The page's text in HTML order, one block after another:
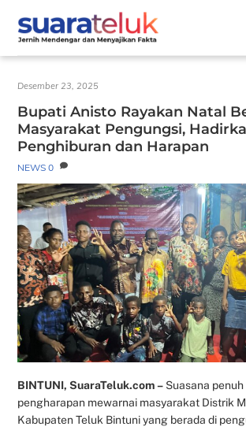
content
Desember 23, 2025
Bupati Anisto Rayakan Natal
Masyarakat Pengungsi,
Penghiburan dan Harapan
NEWS 0
BINTUNI, SuaraTeluk.com – Suasana
pengharapan mewarnai masyarakat Distrik
Kabupaten Teluk Bintuni yang berada di